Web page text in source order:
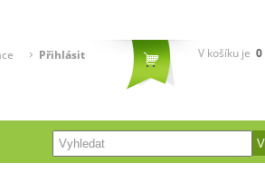
V košíku je 0
Přihlásit